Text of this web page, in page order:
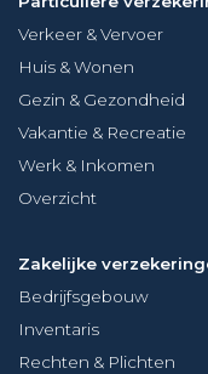
Verkeer & Vervoer
Huis & Wonen
Gezin & Gezondheid
Vakantie & Recreatie
Werk & Inkomen
Overzicht
Zakelijke
Bedrijfsgebouw
Inventaris
Rechten & Plichten